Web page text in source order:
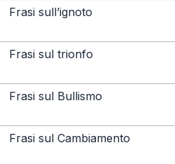
Frasi sull’ignoto
Frasi sul trionfo
Frasi sul Bullismo
Frasi sul Cambiamento